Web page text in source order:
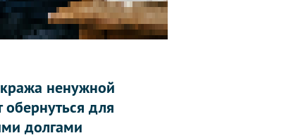
ненужной
для
долгами